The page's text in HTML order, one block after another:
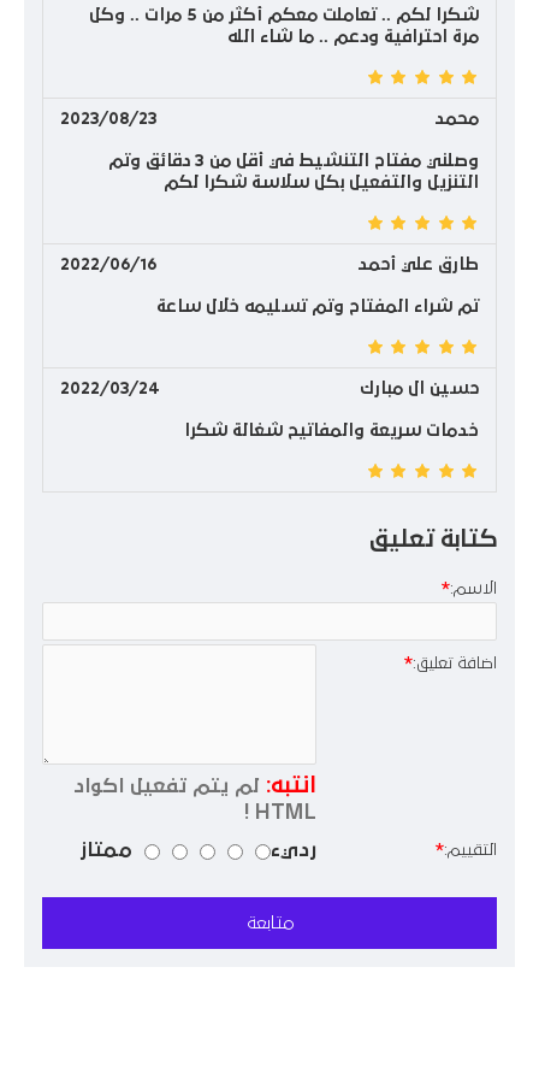
شكرا لكم .. تعاملت معكم أكثر من 5 مرات .. وكل
مرة احترافية ودعم .. ما شاء الله
محمد 2023/08/23
وصلني مفتاح التنشيط في أقل من 3 دقائق وتم
التنزيل والتفعيل بكل سلاسة شكرا لكم
طارق علي أحمد 2022/06/16
تم شراء المفتاح وتم تسليمه خلال ساعة
حسين ال مبارك 2022/03/24
خدمات سريعة والمفاتيح شغالة شكرا
كتابة تعليق
الاسم:
اضافة تعليق:
انتبه:
لم يتم تفعيل اكواد
HTML !
التقييم: رديء ممتاز
متابعة